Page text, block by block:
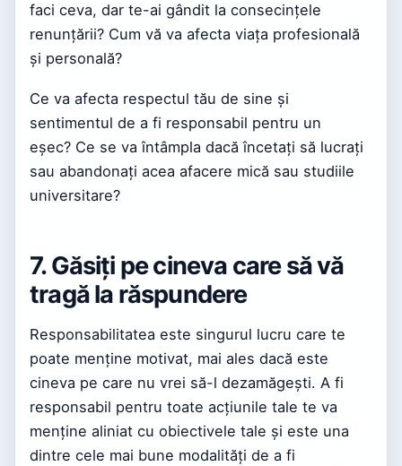
faci ceva, dar te-ai gândit la consecințele
renunțării? Cum vă va afecta viața profesională
și personală?
Ce va afecta respectul tău de sine și
sentimentul de a fi responsabil pentru un
eșec? Ce se va întâmpla dacă încetați să lucrați
sau abandonați acea afacere mică sau studiile
universitare?
7. Găsiți pe cineva care să vă
tragă la răspundere
Responsabilitatea este singurul lucru care te
poate menține motivat, mai ales dacă este
cineva pe care nu vrei să-l dezamăgești. A fi
responsabil pentru toate acțiunile tale te va
menține aliniat cu obiectivele tale și este una
dintre cele mai bune modalități de a fi